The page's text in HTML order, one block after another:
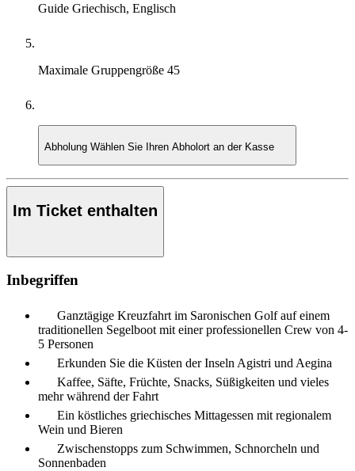
Guide Griechisch, Englisch
Maximale Gruppengröße 45
Abholung Wählen Sie Ihren Abholort an der Kasse
Im Ticket enthalten
Inbegriffen
Ganztägige Kreuzfahrt im Saronischen Golf auf einem
traditionellen Segelboot mit einer professionellen Crew von 4-
5 Personen
Erkunden Sie die Küsten der Inseln Agistri und Aegina
Kaffee, Säfte, Früchte, Snacks, Süßigkeiten und vieles
mehr während der Fahrt
Ein köstliches griechisches Mittagessen mit regionalem
Wein und Bieren
Zwischenstopps zum Schwimmen, Schnorcheln und
Sonnenbaden